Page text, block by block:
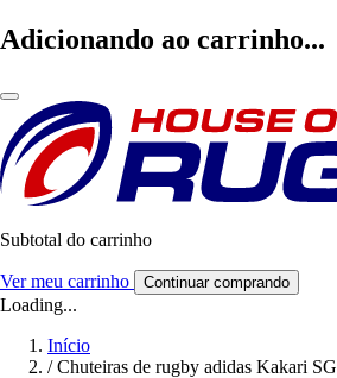
Adicionando ao carrinho...
Subtotal do carrinho
Ver meu carrinho Continuar comprando
Loading...
Início
/ Chuteiras de rugby adidas Kakari SG